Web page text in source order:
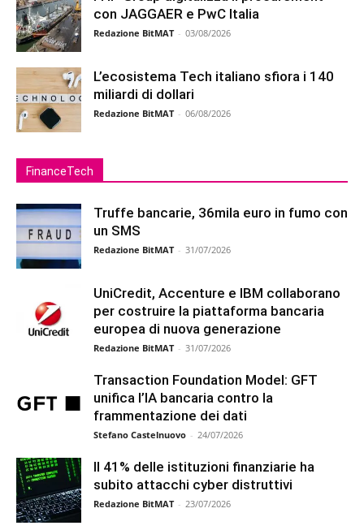
con JAGGAER e PwC Italia
Redazione BitMAT - 03/08/2026
L’ecosistema Tech italiano sfiora i 140
miliardi di dollari
Redazione BitMAT - 06/08/2026
FinanceTech
Truffe bancarie, 36mila euro in fumo con
un SMS
Redazione BitMAT - 31/07/2026
UniCredit, Accenture e IBM collaborano
per costruire la piattaforma bancaria
europea di nuova generazione
Redazione BitMAT - 31/07/2026
Transaction Foundation Model: GFT
unifica l’IA bancaria contro la
frammentazione dei dati
Stefano Castelnuovo - 24/07/2026
Il 41% delle istituzioni finanziarie ha
subito attacchi cyber distruttivi
Redazione BitMAT - 23/07/2026